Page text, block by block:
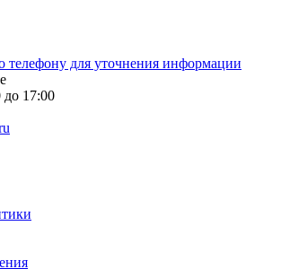
телефону для уточнения информации
17:00